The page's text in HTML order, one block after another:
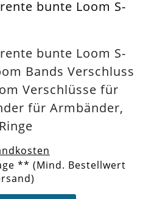
bunte Loom S-
bunte Loom S-
Bands Verschluss
Verschlüsse für
für Armbänder,
** (Mind. Bestellwert